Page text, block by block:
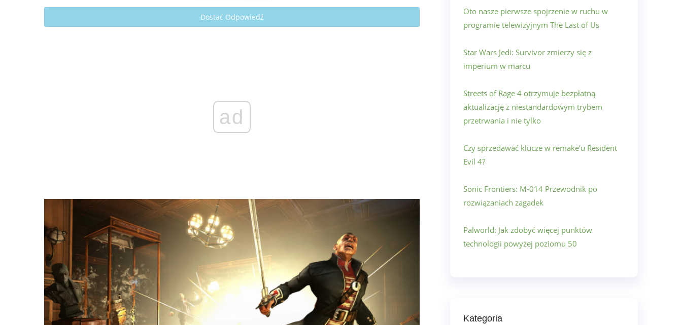
Dostać Odpowiedź
ad
Oto nasze pierwsze spojrzenie w ruchu w
programie telewizyjnym The Last of Us
Star Wars Jedi: Survivor zmierzy się z
imperium w marcu
Streets of Rage 4 otrzymuje bezpłatną
aktualizację z niestandardowym trybem
przetrwania i nie tylko
Czy sprzedawać klucze w remake'u Resident
Evil 4?
Sonic Frontiers: M-014 Przewodnik po
rozwiązaniach zagadek
Palworld: Jak zdobyć więcej punktów
technologii powyżej poziomu 50
Kategoria